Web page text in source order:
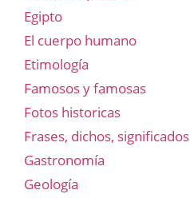
Egipto
El cuerpo humano
Etimología
Famosos y famosas
Fotos historicas
Frases, dichos, significados
Gastronomía
Geología